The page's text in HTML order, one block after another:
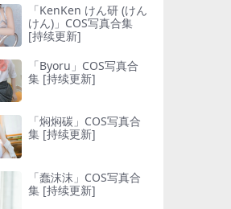
「KenKen けん研 (けん
けん)」COS写真合集
[持续更新]
「Byoru」COS写真合
集 [持续更新]
「焖焖碳」COS写真合
集 [持续更新]
「蠢沫沫」COS写真合
集 [持续更新]